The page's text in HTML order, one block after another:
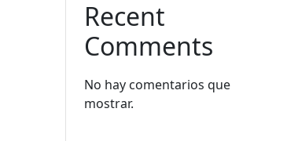
Recent
Comments
No hay comentarios que
mostrar.